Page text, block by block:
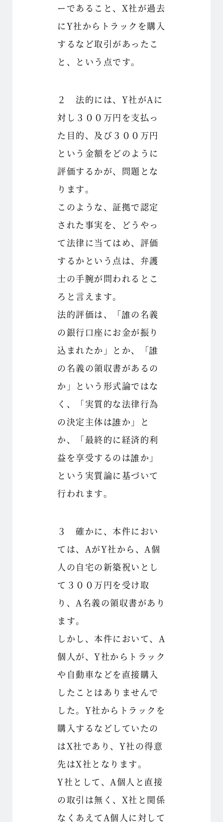
ーであること、X社が過去
にY社からトラックを購入
するなど取引があったこ
と、という点です。
２ 法的には、Y社がAに
対し３００万円を支払っ
た目的、及び３００万円
という金額をどのように
評価するかが、問題とな
ります。
このような、証拠で認定
された事実を、どうやっ
て法律に当てはめ、評価
するかという点は、弁護
士の手腕が問われるとこ
ろと言えます。
法的評価は、「誰の名義
の銀行口座にお金が振り
込まれたか」とか、「誰
の名義の領収書があるの
か」という形式論ではな
く、「実質的な法律行為
の決定主体は誰か」と
か、「最終的に経済的利
益を享受するのは誰か」
という実質論に基づいて
行われます。
３ 確かに、本件におい
ては、AがY社から、A個
人の自宅の新築祝いとし
て３００万円を受け取
り、A名義の領収書があり
ます。
しかし、本件において、A
個人が、Y社からトラック
や自動車などを直接購入
したことはありませんで
した。Y社からトラックを
購入するなどしていたの
はX社であり、Y社の得意
先はX社となります。
Y社として、A個人と直接
の取引は無く、X社と関係
なくあえてA個人に対して